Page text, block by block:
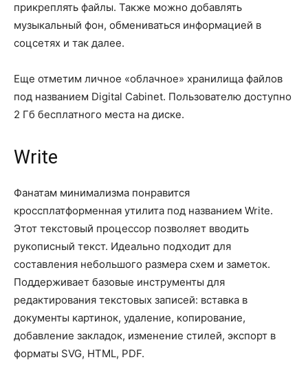
прикреплять файлы. Также можно добавлять
музыкальный фон, обмениваться информацией в
соцсетях и так далее.
Еще отметим личное «облачное» хранилища файлов
под названием Digital Cabinet. Пользователю доступно
2 Гб бесплатного места на диске.
Write
Фанатам минимализма понравится
кроссплатформенная утилита под названием Write.
Этот текстовый процессор позволяет вводить
рукописный текст. Идеально подходит для
составления небольшого размера схем и заметок.
Поддерживает базовые инструменты для
редактирования текстовых записей: вставка в
документы картинок, удаление, копирование,
добавление закладок, изменение стилей, экспорт в
форматы SVG, HTML, PDF.